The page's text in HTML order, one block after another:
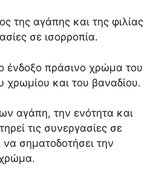
της αγάπης και της φιλίας
σε ισορροπία.
ένδοξο πράσινο χρώμα του
χρωμίου και του βαναδίου.
αγάπη, την ενότητα και
τις συνεργασίες σε
να σηματοδοτήσει την